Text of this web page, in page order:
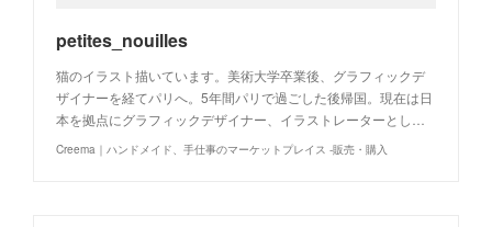
petites_nouilles
猫のイラスト描いています。美術大学卒業後、グラフィックデ
ザイナーを経てパリへ。5年間パリで過ごした後帰国。現在は日
本を拠点にグラフィックデザイナー、イラストレーターとし…
Creema｜ハンドメイド、手仕事のマーケットプレイス -販売・購入